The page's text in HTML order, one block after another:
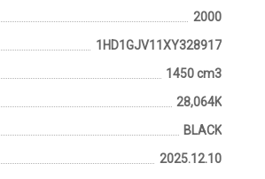
2000
1HD1GJV11XY328917
1450 cm3
28,064K
BLACK
2025.12.10